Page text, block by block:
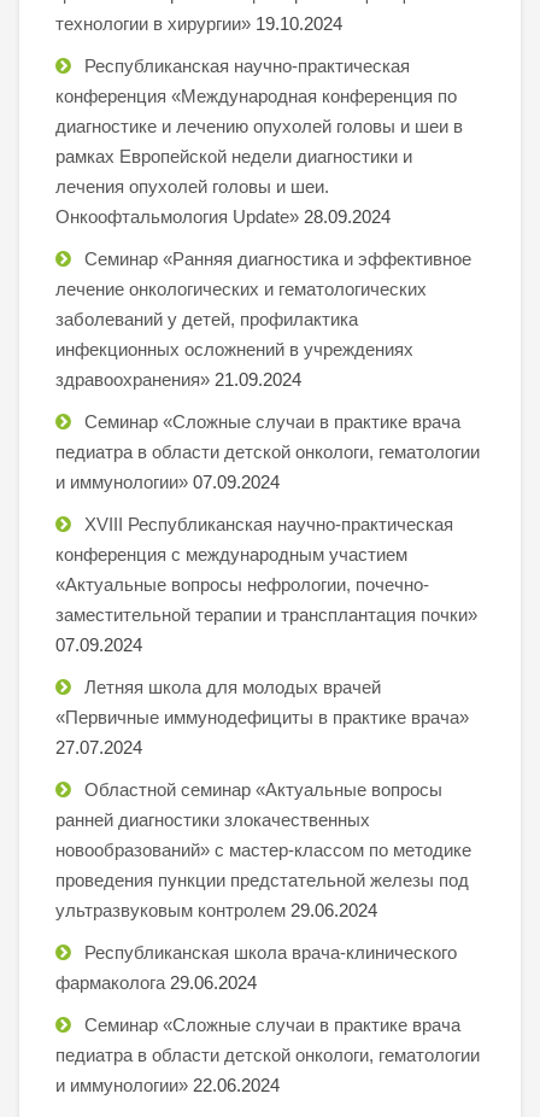
технологии в хирургии» 19.10.2024
Республиканская научно-практическая
конференция «Международная конференция по
диагностике и лечению опухолей головы и шеи в
рамках Европейской недели диагностики и
лечения опухолей головы и шеи.
Онкоофтальмология Update» 28.09.2024
Семинар «Ранняя диагностика и эффективное
лечение онкологических и гематологических
заболеваний у детей, профилактика
инфекционных осложнений в учреждениях
здравоохранения» 21.09.2024
Семинар «Сложные случаи в практике врача
педиатра в области детской онкологи, гематологии
и иммунологии» 07.09.2024
XVIII Республиканская научно-практическая
конференция с международным участием
«Актуальные вопросы нефрологии, почечно-
заместительной терапии и трансплантация почки»
07.09.2024
Летняя школа для молодых врачей
«Первичные иммунодефициты в практике врача»
27.07.2024
Областной семинар «Актуальные вопросы
ранней диагностики злокачественных
новообразований» с мастер-классом по методике
проведения пункции предстательной железы под
ультразвуковым контролем 29.06.2024
Республиканская школа врача-клинического
фармаколога 29.06.2024
Семинар «Сложные случаи в практике врача
педиатра в области детской онкологи, гематологии
и иммунологии» 22.06.2024